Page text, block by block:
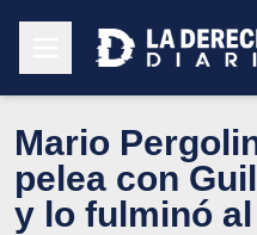
Mario
pelea con
y lo fulminó